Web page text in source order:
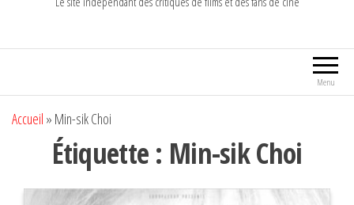
Menu
Accueil » Min-sik Choi
Étiquette : Min-sik Choi